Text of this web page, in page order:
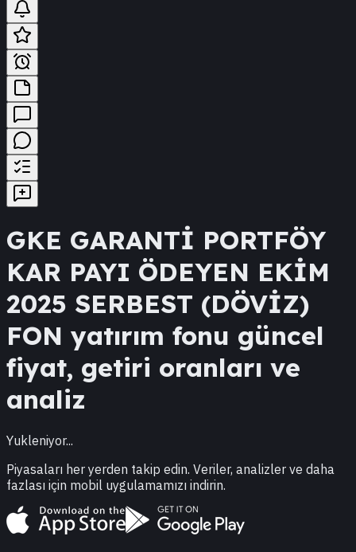
GKE GARANTİ PORTFÖY
KAR PAYI ÖDEYEN EKİM
2025 SERBEST (DÖVİZ)
FON yatırım fonu güncel
fiyat, getiri oranları ve
analiz
Yukleniyor...
Piyasaları her yerden takip edin. Veriler, analizler ve daha
fazlası için mobil uygulamamızı indirin.